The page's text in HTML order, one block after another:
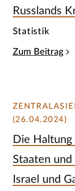
Russlands
Statistik
Zum Beitrag
(26.04.2024)
Die Haltung
Staaten
Israel und